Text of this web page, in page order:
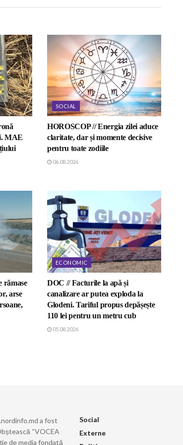
MAE
SOCIAL
HOROSCOP // Energia zilei aduce
claritate, dar și momente decisive
pentru toate zodiile
06.08.2026
rămase
arse
ECONOMIC
DOC // Facturile la apă și
canalizare ar putea exploda la
Glodeni. Tariful propus depășește
110 lei pentru un metru cub
05.08.2026
a fost
“VOCEA
de media fondată
Social
Externe